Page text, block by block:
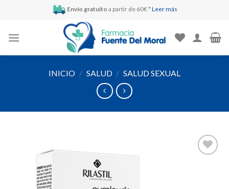
Envío gratuito a partir de 60€ * Leer más
INICIO / SALUD / SALUD SEXUAL